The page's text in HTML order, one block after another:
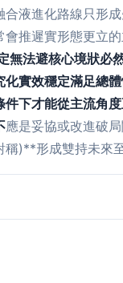
液進化路線只形
推遲實形態更立
無法避核心境狀必
實效穩定滿足總
下才能從主流角
應是妥協或改進破
)**形成雙持未來